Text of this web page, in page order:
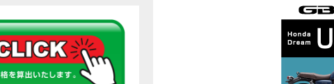
カロ文化」を知ろう ナビゲーションをスキップ 検索 作成 6 アバターの画像 三重県を巡る女性ライダーの4日
のバイクイベント］2026MIE BIKE FES開催 情報2
のバイクイベント］2026MIE BIKE FES開催 情報１
トキャンペーン実施中！